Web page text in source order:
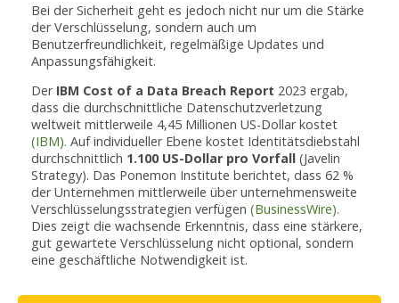
Bei der Sicherheit geht es jedoch nicht nur um die Stärke
der Verschlüsselung, sondern auch um
Benutzerfreundlichkeit, regelmäßige Updates und
Anpassungsfähigkeit.
Der IBM Cost of a Data Breach Report 2023 ergab,
dass die durchschnittliche Datenschutzverletzung
weltweit mittlerweile 4,45 Millionen US-Dollar kostet
(IBM). Auf individueller Ebene kostet Identitätsdiebstahl
durchschnittlich 1.100 US-Dollar pro Vorfall (Javelin
Strategy). Das Ponemon Institute berichtet, dass 62 %
der Unternehmen mittlerweile über unternehmensweite
Verschlüsselungsstrategien verfügen (BusinessWire).
Dies zeigt die wachsende Erkenntnis, dass eine stärkere,
gut gewartete Verschlüsselung nicht optional, sondern
eine geschäftliche Notwendigkeit ist.